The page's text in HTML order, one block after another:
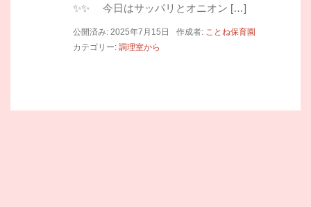
✨✨ 今日はサッパリとオニオン […]
公開済み: 2025年7月15日 作成者: ことね保育園
カテゴリー: 調理室から